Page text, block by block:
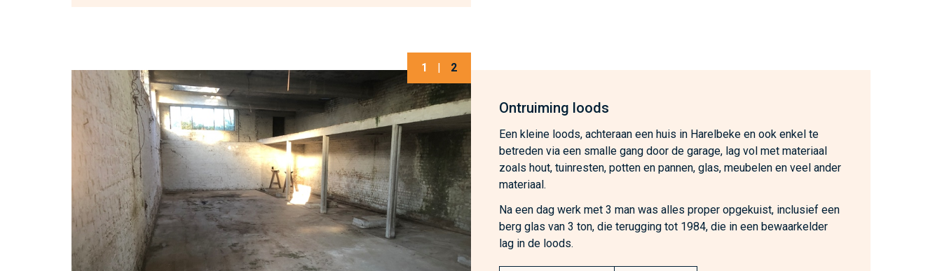
1 | 2
Ontruiming loods
Een kleine loods, achteraan een huis in Harelbeke en ook enkel te
betreden via een smalle gang door de garage, lag vol met materiaal
zoals hout, tuinresten, potten en pannen, glas, meubelen en veel ander
materiaal.
Na een dag werk met 3 man was alles proper opgekuist, inclusief een
berg glas van 3 ton, die terugging tot 1984, die in een bewaarkelder
lag in de loods.